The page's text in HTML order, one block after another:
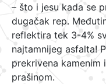
– što i jesu kada se
dugačak rep.
reflektira tek 3-4%
najtamnijeg asfalta!
prekrivena
prašinom.